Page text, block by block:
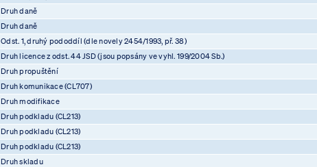
Druh daně
Druh daně
Odst. 1, druhý pododdíl (dle novely 2454/1993, př. 38)
Druh licence z odst. 44 JSD (jsou popsány ve vyhl. 199/2004 Sb.)
Druh propuštění
Druh komunikace (CL707)
Druh modifikace
Druh podkladu (CL213)
Druh podkladu (CL213)
Druh podkladu (CL213)
Druh skladu